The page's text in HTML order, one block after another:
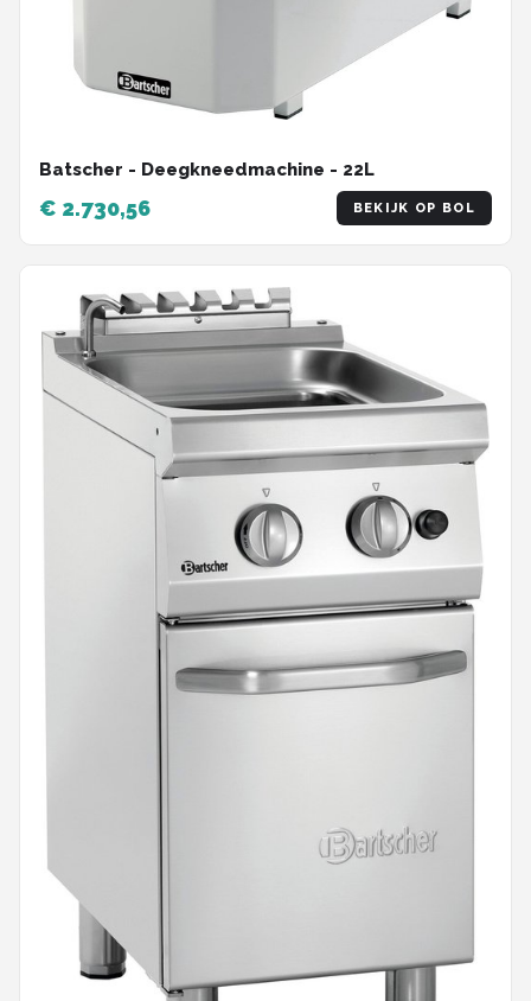
Batscher - Deegkneedmachine - 22L
€ 2.730,56 BEKIJK OP BOL